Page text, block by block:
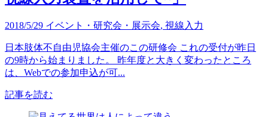
2018/5/29 イベント・研究会・展示会, 視線入力
日本肢体不自由児協会主催のこの研修会 これの受付が昨日
の9時から始まりました。 昨年度と大きく変わったところ
は、Webでの参加申込が可...
記事を読む